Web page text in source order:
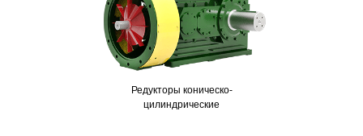
Редукторы коническо-
цилиндрические